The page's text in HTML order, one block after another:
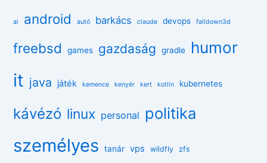
ai android autó barkács claude devops falldown3d
freebsd games gazdaság gradle humor
it java játék kemence kenyér kert kotlin kubernetes
kávézó linux personal politika
személyes tanár vps wildfly zfs